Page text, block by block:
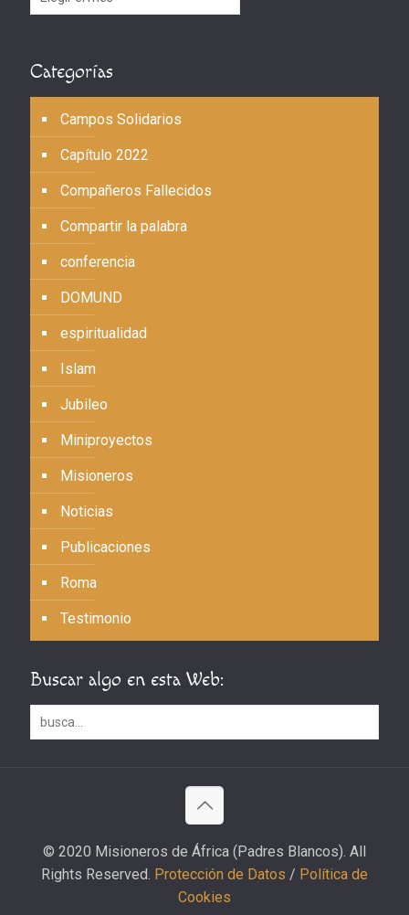
Categorías
Campos Solidarios
Capítulo 2022
Compañeros Fallecidos
Compartir la palabra
conferencia
DOMUND
espiritualidad
Islam
Jubileo
Miniproyectos
Misioneros
Noticias
Publicaciones
Roma
Testimonio
Buscar algo en esta Web:
© 2020 Misioneros de África (Padres Blancos). All
Rights Reserved. Protección de Datos / Política de
Cookies